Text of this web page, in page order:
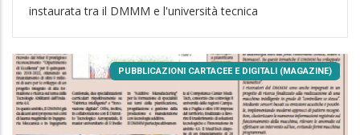
instaurata tra il DMMM e l'università tecnica
PUBBLICAZIONI CARTACEE E DIGITALI (MAGAZINE)